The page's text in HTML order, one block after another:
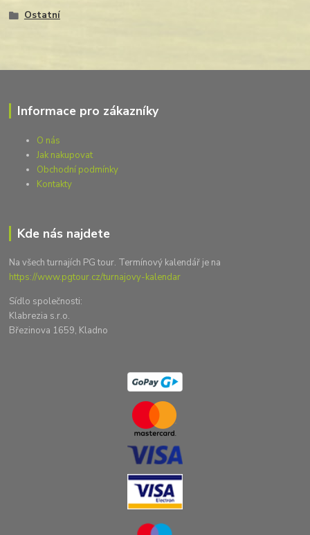
Ostatní
Informace pro zákazníky
O nás
Jak nakupovat
Obchodní podmínky
Kontakty
Kde nás najdete
Na všech turnajích PG tour. Termínový kalendář je na
https://www.pgtour.cz/turnajovy-kalendar
Sídlo společnosti:
Klabrezia s.r.o.
Březinova 1659, Kladno